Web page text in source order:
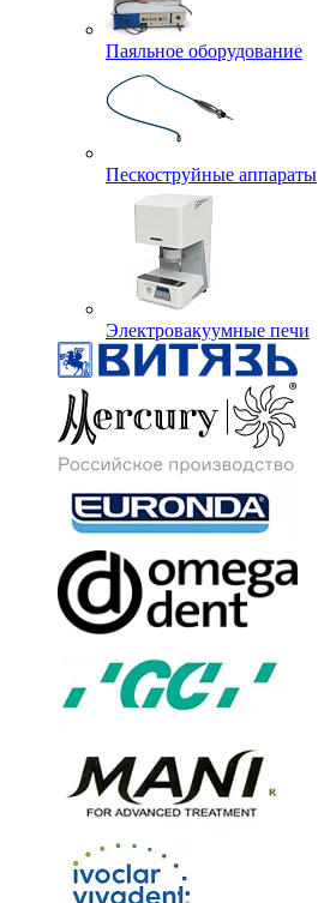
Паяльное оборудование
Пескоструйные аппараты
Электровакуумные печи